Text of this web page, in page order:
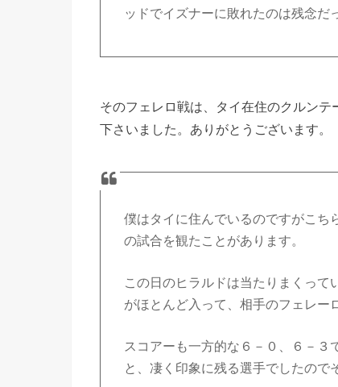
ッドでイズナーに敗れたのは残念だ
そのフェレロ戦は、タイ在住のクルン
下さいました。ありがとうございます。
僕はタイに住んでいるのですがこち
の試合を観たことがあります。
この日のヒラルドは当たりまくって
がほとんど入って、相手のフェレー
スコアーも一方的な６－０、６－３
と、凄く印象に残る選手でしたので